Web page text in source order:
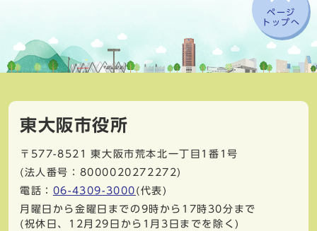
ページ
トップへ
東大阪市役所
〒577-8521
東大阪市荒本北一丁目1番1号
(法人番号：8000020272272)
電話： 06-4309-3000 (代表)
月曜日から金曜日までの9時から17時30分まで
(祝休日、12月29日から1月3日までを除く)